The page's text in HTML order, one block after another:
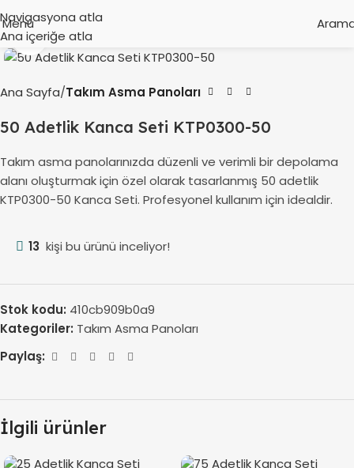
Navigasyona atla
Ana içeriğe atla
Menü
Büyütmek için tıklayın
Ana Sayfa Takım Asma Panoları
50 Adetlik Kanca Seti KTP0300-50
Takım asma panolarınızda düzenli ve verimli bir depolama
alanı oluşturmak için özel olarak tasarlanmış 50 adetlik
KTP0300-50 Kanca Seti. Profesyonel kullanım için idealdir.
13 kişi bu ürünü inceliyor!
Stok kodu: 410cb909b0a9
Kategoriler: Takım Asma Panoları
Paylaş:
İlgili ürünler